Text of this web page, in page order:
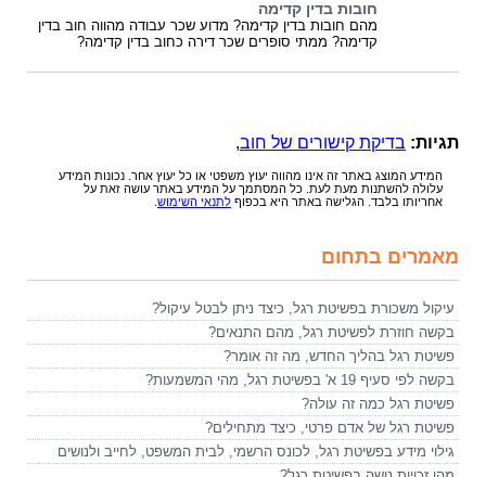
חובות בדין קדימה
מהם חובות בדין קדימה? מדוע שכר עבודה מהווה חוב בדין
קדימה? ממתי סופרים שכר דירה כחוב בדין קדימה?
תגיות: בדיקת קישורים של חוב,
המידע המוצג באתר זה אינו מהווה יעוץ משפטי או כל יעוץ אחר. נכונות המידע
עלולה להשתנות מעת לעת. כל המסתמך על המידע באתר עושה זאת על
אחריותו בלבד. הגלישה באתר היא בכפוף לתנאי השימוש
מאמרים בתחום
עיקול משכורת בפשיטת רגל, כיצד ניתן לבטל עיקול?
בקשה חוזרת לפשיטת רגל, מהם התנאים?
פשיטת רגל בהליך החדש, מה זה אומר?
בקשה לפי סעיף 19 א' בפשיטת רגל, מהי המשמעות?
פשיטת רגל כמה זה עולה?
פשיטת רגל של אדם פרטי, כיצד מתחילים?
גילוי מידע בפשיטת רגל, לכונס הרשמי, לבית המשפט, לחייב ולנושים